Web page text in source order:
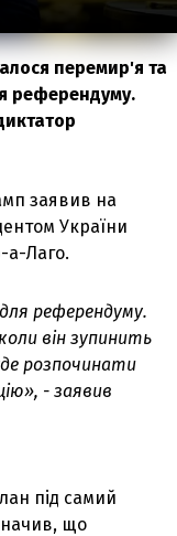
перемир'я та
референдуму.
заявив на
України
а-Лаго.
референдуму.
він зупинить
розпочинати
- заявив
під самий
що